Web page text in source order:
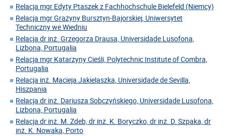
Relacja mgr Edyty Ptaszek z Fachhochschule Bielefeld (Niemcy)
Relacja mgr Grażyny Bursztyn-Bajorskiej, Uniwersytet
Techniczny we Wiedniu
Relacja dr inż. Grzegorza Drausa, Universidade Lusofona,
Lizbona, Portugalia
Relacja mgr Katarzyny Cieśli, Polytechnic Institute of Combra,
Portugalia
Relacja inż. Macieja Jakielaszka, Universidade de Sevilla,
Hiszpania
Relacja dr inż. Dariusza Sobczyńskiego, Universidade Lusofona,
Lizbona, Portugalia
Relacja dr inż. M. Zdeb, dr inż. K. Boryczko, dr inż. D. Szpaka, dr
inż. K. Nowaka, Porto